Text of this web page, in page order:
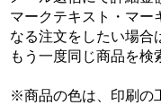
マークテキスト・マー
なる注文をしたい場合
もう一度同じ商品を検
※商品の色は、印刷の